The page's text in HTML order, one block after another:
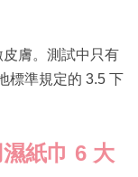
膚。測試中只有
標準規定的 3.5 下
紙巾 6 大